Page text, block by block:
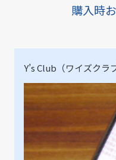
購入時
Y’s Club（ワイズクラブ